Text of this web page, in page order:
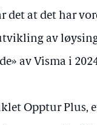
det at det har
av
av Visma i
Opptur Plus,